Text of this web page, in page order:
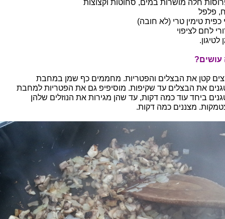
פלפל
כפית טימין טרי (לא חובה)
לחם לציפוי
לטיגון.
קטן את הבצלים והפטריות. מחממים כף שמן במחבת
את הבצלים עד שקיפות. מוסיפיפ גם את הפטריות למחבת
ביחד עוד כמה דקות, עד שהן מגירות את הנוזלים שלהן
מצננים כמה דקות.